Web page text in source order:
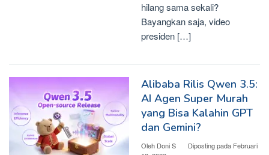
hilang sama sekali?
Bayangkan saja, video
presiden […]
Alibaba Rilis Qwen 3.5:
AI Agen Super Murah
yang Bisa Kalahin GPT
dan Gemini?
Oleh Doni S Diposting pada Februari